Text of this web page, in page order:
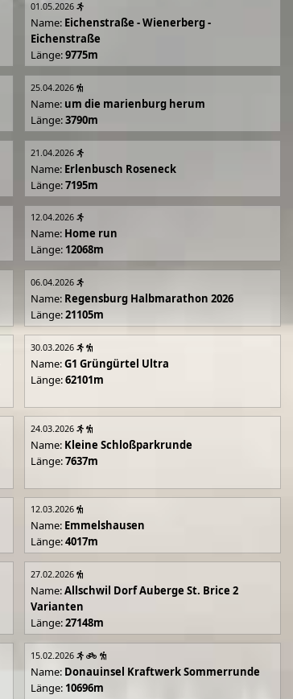
01.05.2026
Name: Eichenstraße - Wienerberg -
Eichenstraße
Länge:9775m
25.04.2026
Name: um die marienburg herum
Länge:3790m
21.04.2026
Name: Erlenbusch Roseneck
Länge:7195m
12.04.2026
Name: Home run
Länge: 12068m
06.04.2026
Name: Regensburg Halbmarathon 2026
Länge:21105m
30.03.2026
Name:G1 Grüngürtel Ultra
Länge:62101m
24.03.2026
Name: Kleine Schloßparkrunde
Länge:7637m
12.03.2026
Name: Emmelshausen
Länge:4017m
27.02.2026
Name:Allschwil Dorf Auberge St. Brice 2
Varianten
Länge:27148m
15.02.2026
Name: Donauinsel Kraftwerk Sommerrunde
Länge: 10696m